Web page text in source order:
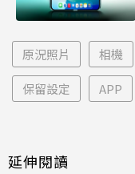
原況照片 相機
保留設定 APP
延伸閱讀